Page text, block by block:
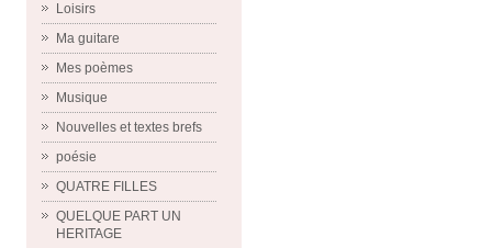
Loisirs
Ma guitare
Mes poèmes
Musique
Nouvelles et textes brefs
poésie
QUATRE FILLES
QUELQUE PART UN
HERITAGE